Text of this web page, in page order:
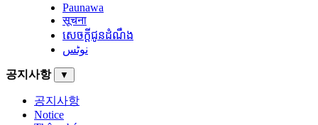
Paunawa
सूचना
សេចក្តីជូនដំណឹង
نوٹس
공지사항 ▼
공지사항
Notice